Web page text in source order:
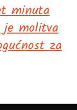
minuta
molitva
za